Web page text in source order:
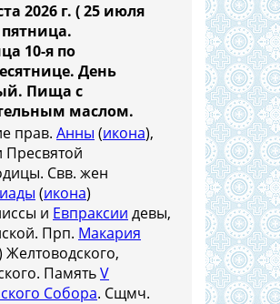
2026 г. ( 25 июля
пятница.
10-я по
День
Пища с
маслом.
прав. Анны (икона),
Пресвятой
Свв. жен
(икона)
и Евпраксии девы,
Прп. Макария
Желтоводского,
ПамятьV
Собора. Сщмч.